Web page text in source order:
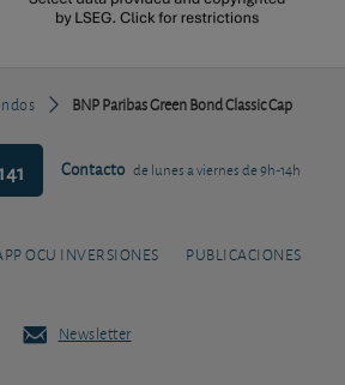
BNP Paribas Green Bond Classic Cap
Contacto de lunes a viernes de 9h-14h
OCU INVERSIONES PUBLICACIONES
Newsletter